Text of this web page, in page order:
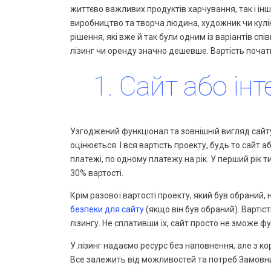
життєво важливих продуктів харчування, так і
виробництво та творча людина, художник чи
рішення, які вже й так були одним із варіантів
лізинг чи оренду значно дешевше. Вартість
1. Сайт або
Узгоджений функціонал та зовнішній вигляд
оцінюється. І вся вартість проекту, будь то сайт
платежі, по одному платежу на рік. У перший рік ти
30% вартості.
Крім разової вартості проекту, який був
безпеки для сайту(якщо він був обраний).
лізингу. Не сплативши їх, сайт просто не зможе
У лізинг надаємо ресурс без наповнення, але з
Все залежить від можливостей та потреб